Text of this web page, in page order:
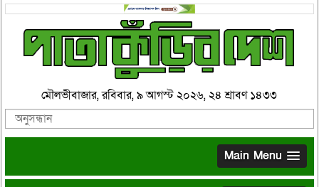
মৌলভীবাজার, রবিবার, ৯ আগস্ট ২০২৬, ২৪ শ্রাবণ ১৪৩৩
Main Menu